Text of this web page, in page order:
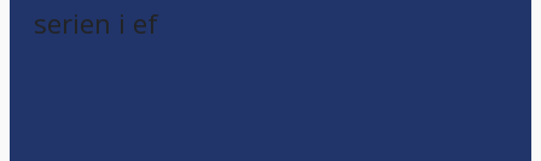
serien i ef